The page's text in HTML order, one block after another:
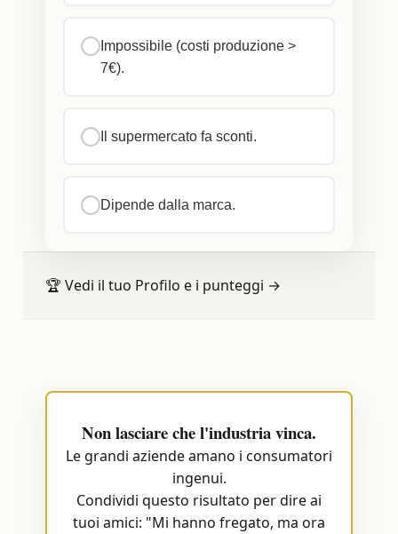
Impossibile (costi produzione >
7€).
Il supermercato fa sconti.
Dipende dalla marca.
🏆 Vedi il tuo Profilo e i punteggi →
Non lasciare che l'industria vinca.
Le grandi aziende amano i consumatori
ingenui.
Condividi questo risultato per dire ai
tuoi amici: "Mi hanno fregato, ma ora